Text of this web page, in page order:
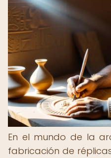
En el mundo de la
fabricación de